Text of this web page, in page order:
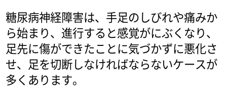
糖尿病神経障害は、手足のしびれや痛みか
ら始まり、進行すると感覚がにぶくなり、
足先に傷ができたことに気づかずに悪化さ
せ、足を切断しなければならないケースが
多くあります。